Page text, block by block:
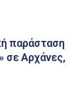
παράσταση
σε Αρχάνες,